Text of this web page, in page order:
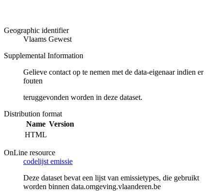
Geographic identifier
Vlaams Gewest
Supplemental Information
Gelieve contact op te nemen met de data-eigenaar indien er
fouten
teruggevonden worden in deze dataset.
Distribution format
Name Version
HTML
OnLine resource
codelijst emissie
Deze dataset bevat een lijst van emissietypes, die gebruikt
worden binnen data.omgeving.vlaanderen.be